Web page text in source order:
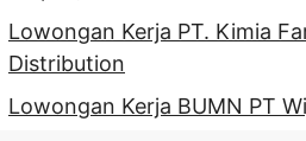
Lowongan Kerja PT. Kimia
Distribution
Lowongan Kerja BUMN PT